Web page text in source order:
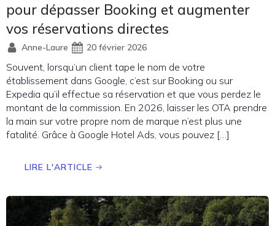
pour dépasser Booking et augmenter
vos réservations directes
Anne-Laure 20 février 2026
Souvent, lorsqu’un client tape le nom de votre
établissement dans Google, c’est sur Booking ou sur
Expedia qu’il effectue sa réservation et que vous perdez le
montant de la commission. En 2026, laisser les OTA prendre
la main sur votre propre nom de marque n’est plus une
fatalité. Grâce à Google Hotel Ads, vous pouvez […]
LIRE L'ARTICLE